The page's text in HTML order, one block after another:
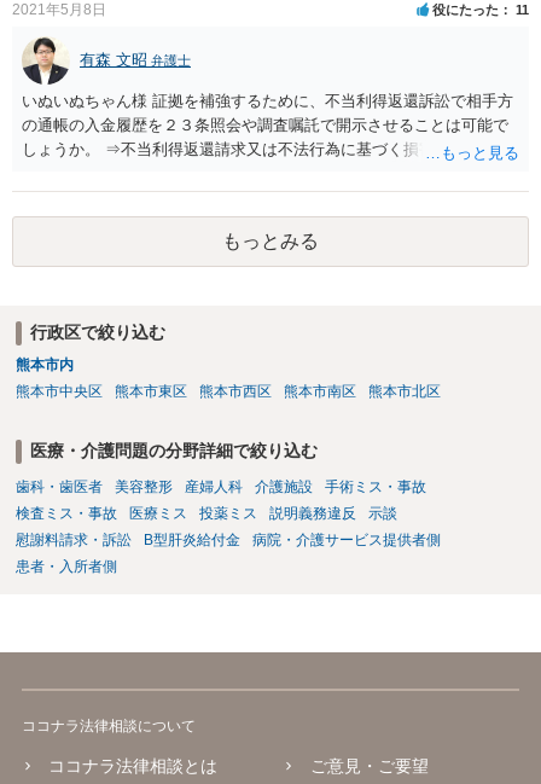
2021年5月8日 役にたった 11
有森 文昭 弁護士
いぬいぬちゃん様 証拠を補強するために、不当利得返還訴訟で相手方
の通帳の入金履歴を２３条照会や調査嘱託で開示させることは可能で
しょうか。 ⇒不当利得返還請求又は不法行為に基づく損害賠償請求の
等を行うことは十分考えられます。もっとも、網羅的な探索的調査と
なることを裁判所は忌避しますので、具体的な期間等を特定して行う
必要があります。 不正引き出しと入金の金額と日付がすべて一致して
いた場合勝訴の確率はどのくらいでしょうか。 ⇒誠に恐縮ですが、勝
た弁護士にご相談いただき、ご質問ください。 一般的な回答となり恐
縮ですが、使途不明金訴訟の場合には、よくて５分５分というところ
です。 なお、仮に裁判で勝ったとしても弟さんに資力がないと具体的
な回収をすることはできませんので、弟さんの財産への事前の仮差押
勧めいたします。
もっとみる
行政区で絞り込む
熊本市内
熊本市中央区
熊本市東区 熊本市西区 熊本市南区 熊本市北区
医療・介護問題の分野詳細で絞り込む
歯科・歯医者 美容整形 産婦人科 介護施設
手術ミス・事故
検査ミス・事故
医療ミス 投薬ミス 説明義務違反
示談
慰謝料請求・訴訟
B型肝炎給付金
病院・介護サービス提供者側
患者・入所者側
ココナラ法律相談について
ココナラ法律相談とは ご意見・ご要望